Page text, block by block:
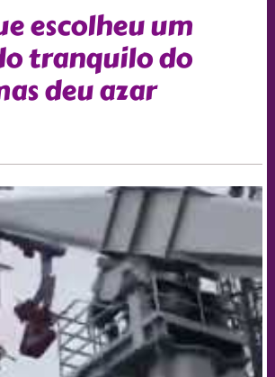
escolheu um
tranquilo do
deu azar